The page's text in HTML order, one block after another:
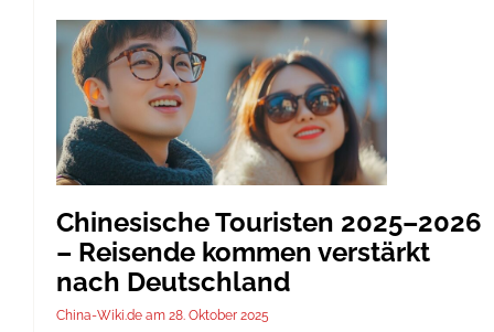
Chinesische Touristen 2025–2026
– Reisende kommen verstärkt
nach Deutschland
China-Wiki.de 28. Oktober 2025